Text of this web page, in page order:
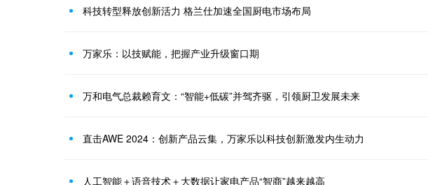
科技转型释放创新活力 格兰仕加速全国厨电市场布局
万家乐：以技赋能，把握产业升级窗口期
万和电气总裁赖育文：“智能+低碳”并驾齐驱，引领厨卫发展未来
直击AWE 2024：创新产品云集，万家乐以科技创新激发内生动力
人工智能＋语音技术＋大数据让家电产品“智商”越来越高